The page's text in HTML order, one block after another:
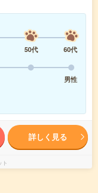
50代
60代
男性
詳しく見る
ト